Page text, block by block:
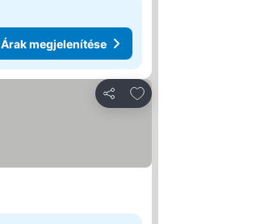
Árak megjelenítése
Megosztás
Hozzáadás a